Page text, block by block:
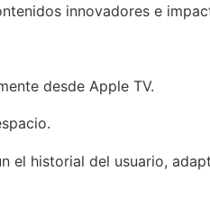
innovadores e
desde Apple TV.
el historial del usuario,